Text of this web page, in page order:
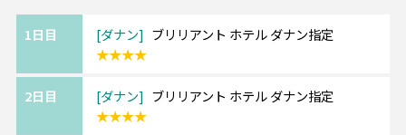
*市内の観光地やエンターテインメントに大変
便利。
＜＜アレンジ自由自在＞＞
せっかくダナンに行くなら、少し足を延ばし
1日目 ダナン
ブリリアント ホテル ダナン指定
★★★★
2日目 ダナン
ブリリアント ホテル ダナン指定
★★★★